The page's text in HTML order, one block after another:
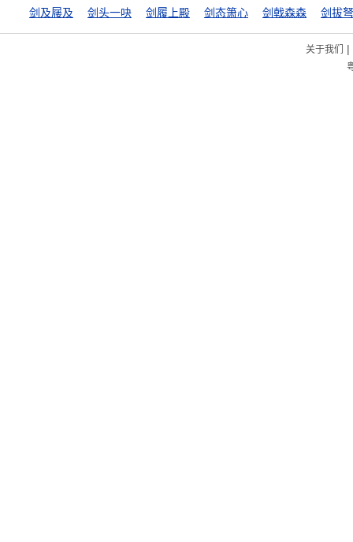
剑及屦及
剑头一吷 剑履上殿 剑态箫心 剑戟森森 剑拔
关于我们 |